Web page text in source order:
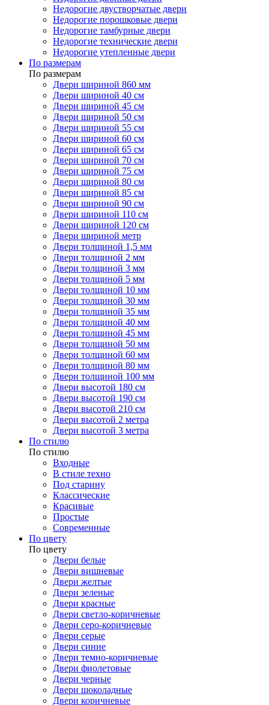
Недорогие двустворчатые двери
Недорогие порошковые двери
Недорогие тамбурные двери
Недорогие технические двери
Недорогие утепленные двери
По размерам
По размерам
Двери шириной 860 мм
Двери шириной 40 см
Двери шириной 45 см
Двери шириной 50 см
Двери шириной 55 см
Двери шириной 60 см
Двери шириной 65 см
Двери шириной 70 см
Двери шириной 75 см
Двери шириной 80 см
Двери шириной 85 см
Двери шириной 90 см
Двери шириной 110 см
Двери шириной 120 см
Двери шириной метр
Двери толщиной 1,5 мм
Двери толщиной 2 мм
Двери толщиной 3 мм
Двери толщиной 5 мм
Двери толщиной 10 мм
Двери толщиной 30 мм
Двери толщиной 35 мм
Двери толщиной 40 мм
Двери толщиной 45 мм
Двери толщиной 50 мм
Двери толщиной 60 мм
Двери толщиной 80 мм
Двери толщиной 100 мм
Двери высотой 180 см
Двери высотой 190 см
Двери высотой 210 см
Двери высотой 2 метра
Двери высотой 3 метра
По стилю
По стилю
Входные
В стиле техно
Под старину
Классические
Красивые
Простые
Современные
По цвету
По цвету
Двери белые
Двери вишневые
Двери желтые
Двери зеленые
Двери красные
Двери светло-коричневые
Двери серо-коричневые
Двери серые
Двери синие
Двери темно-коричневые
Двери фиолетовые
Двери черные
Двери шоколадные
Двери коричневые